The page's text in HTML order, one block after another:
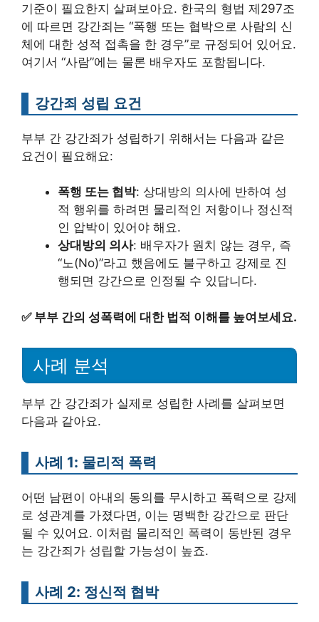
기준이 필요한지 살펴보아요. 한국의 형법 제297조
에 따르면 강간죄는 “폭행 또는 협박으로 사람의 신
체에 대한 성적 접촉을 한 경우”로 규정되어 있어요.
여기서 “사람”에는 물론 배우자도 포함됩니다.
강간죄 성립 요건
부부 간 강간죄가 성립하기 위해서는 다음과 같은
요건이 필요해요:
폭행 또는 협박: 상대방의 의사에 반하여 성
적 행위를 하려면 물리적인 저항이나 정신적
인 압박이 있어야 해요.
상대방의 의사: 배우자가 원치 않는 경우, 즉
“노(No)”라고 했음에도 불구하고 강제로 진
행되면 강간으로 인정될 수 있답니다.
✅ 부부 간의 성폭력에 대한 법적 이해를 높여보세요.
사례 분석
부부 간 강간죄가 실제로 성립한 사례를 살펴보면
다음과 같아요.
사례 1: 물리적 폭력
어떤 남편이 아내의 동의를 무시하고 폭력으로 강제
로 성관계를 가졌다면, 이는 명백한 강간으로 판단
될 수 있어요. 이처럼 물리적인 폭력이 동반된 경우
는 강간죄가 성립할 가능성이 높죠.
사례 2: 정신적 협박